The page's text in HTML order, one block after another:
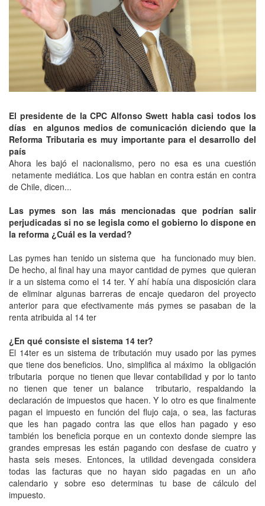
El presidente de la CPC Alfonso Swett habla casi todos los
días en algunos medios de comunicación diciendo que la
Reforma Tributaria es muy importante para el desarrollo del
país
Ahora les bajó el nacionalismo, pero no esa es una cuestión
netamente mediática. Los que hablan en contra están en contra
de Chile, dicen...
Las pymes son las más mencionadas que podrían salir
perjudicadas si no se legisla como el gobierno lo dispone en
la reforma ¿Cuál es la verdad?
Las pymes han tenido un sistema que ha funcionado muy bien.
De hecho, al final hay una mayor cantidad de pymes que quieran
ir a un sistema como el 14 ter. Y ahí había una disposición clara
de eliminar algunas barreras de encaje quedaron del proyecto
anterior para que efectivamente más pymes se pasaban de la
renta atribuida al 14 ter
¿En qué consiste el sistema 14 ter?
El 14ter es un sistema de tributación muy usado por las pymes
que tiene dos beneficios. Uno, simplifica al máximo la obligación
tributaria porque no tienen que llevar contabilidad y por lo tanto
no tienen que tener un balance tributario, respaldando la
declaración de impuestos que hacen. Y lo otro es que finalmente
pagan el impuesto en función del flujo caja, o sea, las facturas
que les han pagado contra las que ellos han pagado y eso
también los beneficia porque en un contexto donde siempre las
grandes empresas les están pagando con desfase de cuatro y
hasta seis meses. Entonces, la utilidad devengada considera
todas las facturas que no hayan sido pagadas en un año
calendario y sobre eso determinas tu base de cálculo del
impuesto.